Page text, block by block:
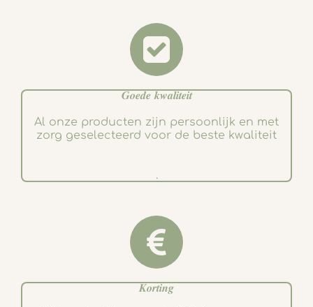
𝑮𝒐𝒆𝒅𝒆 𝒌𝒘𝒂𝒍𝒊𝒕𝒆𝒊𝒕
Al onze producten zijn persoonlijk en met
zorg geselecteerd voor de beste kwaliteit
.
𝑲𝒐𝒓𝒕𝒊𝒏𝒈